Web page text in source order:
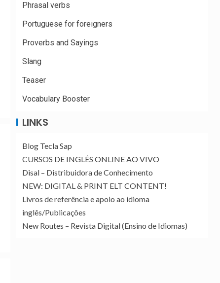
Phrasal verbs
Portuguese for foreigners
Proverbs and Sayings
Slang
Teaser
Vocabulary Booster
LINKS
Blog Tecla Sap
CURSOS DE INGLÊS ONLINE AO VIVO
Disal – Distribuidora de Conhecimento
NEW: DIGITAL & PRINT ELT CONTENT!
Livros de referência e apoio ao idioma
inglês/Publicações
New Routes – Revista Digital (Ensino de Idiomas)